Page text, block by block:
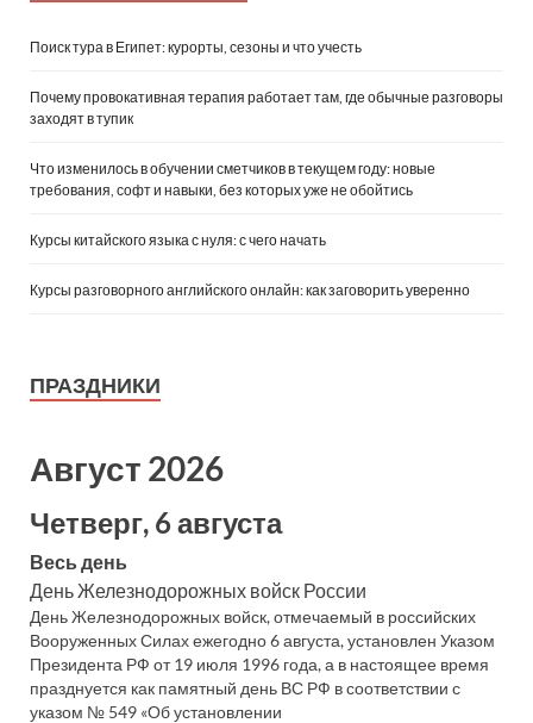
Поиск тура в Египет: курорты, сезоны и что учесть
Почему провокативная терапия работает там, где обычные разговоры
заходят в тупик
Что изменилось в обучении сметчиков в текущем году: новые
требования, софт и навыки, без которых уже не обойтись
Курсы китайского языка с нуля: с чего начать
Курсы разговорного английского онлайн: как заговорить уверенно
ПРАЗДНИКИ
Август 2026
Четверг, 6 августа
Весь день
День Железнодорожных войск России
День Железнодорожных войск, отмечаемый в российских
Вооруженных Силах ежегодно 6 августа, установлен Указом
Президента РФ от 19 июля 1996 года, а в настоящее время
празднуется как памятный день ВС РФ в соответствии с
указом № 549 «Об установлении